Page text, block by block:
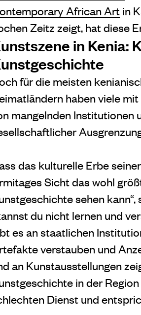
African Art in
Zeitz zeigt, hat diese
in Kenia:
für die meisten
haben viele
mangelnden Institutionen
das kulturelle Erbe
Sicht das wohl
sehen
du nicht lernen und
es an staatlichen
verstauben und
an Kunstausstellungen
in der
Dienst und